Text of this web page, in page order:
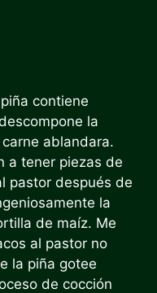
contiene
la
ablandara.
a tener piezas de
pastor después de
la
de maíz. Me
al pastor no
la piña gotee
de cocción